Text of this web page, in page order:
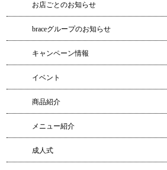
お店ごとのお知らせ
braceグループのお知らせ
キャンペーン情報
イベント
商品紹介
メニュー紹介
成人式